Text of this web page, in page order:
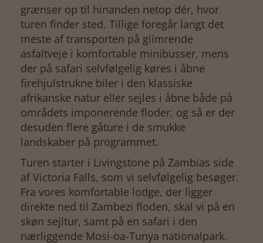
grænser op til hinanden netop dér, hvor
turen finder sted. Tillige foregår langt det
meste af transporten på glimrende
asfaltveje i komfortable minibusser, mens
der på safari selvfølgelig køres i åbne
firehjulstrukne biler i den klassiske
afrikanske natur eller sejles i åbne både på
områdets imponerende floder, og så er der
desuden flere gåture i de smukke
landskaber på programmet.
Turen starter i Livingstone på Zambias side
af Victoria Falls, som vi selvfølgelig besøger.
Fra vores komfortable lodge, der ligger
direkte ned til Zambezi floden, skal vi på en
skøn sejltur, samt på en safari i den
nærliggende Mosi-oa-Tunya nationalpark.